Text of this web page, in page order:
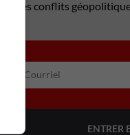
les conflits
ENTRER